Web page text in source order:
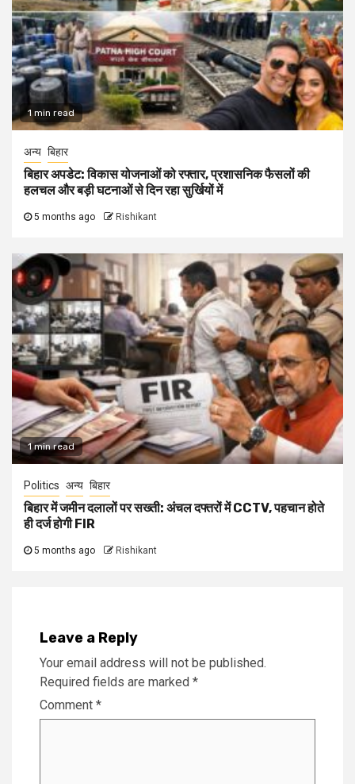
1 min read
अन्य बिहार
बिहार अपडेट: विकास योजनाओं को रफ्तार, प्रशासनिक फैसलों की
हलचल और बड़ी घटनाओं से दिन रहा सुर्खियों में
5 months ago Rishikant
1 min read
Politics अन्य बिहार
बिहार में जमीन दलालों पर सख्ती: अंचल दफ्तरों में CCTV, पहचान होते
ही दर्ज होगी FIR
5 months ago Rishikant
Leave a Reply
Your email address will not be published.
Required fields are marked *
Comment *